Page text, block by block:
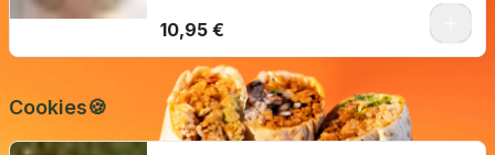
10,95 €
Cookies🍪